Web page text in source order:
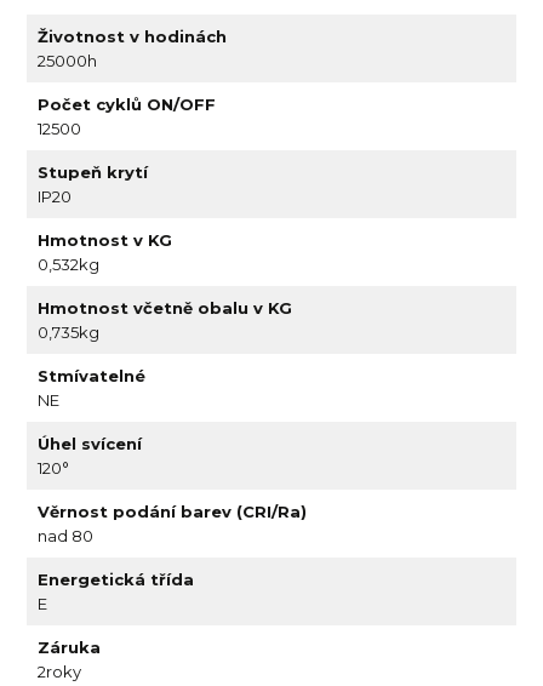
Životnost v hodinách
25000h
Počet cyklů ON/OFF
12500
Stupeň krytí
IP20
Hmotnost v KG
0,532kg
Hmotnost včetně obalu v KG
0,735kg
Stmívatelné
NE
Úhel svícení
120°
Věrnost podání barev (CRI/Ra)
nad 80
Energetická třída
E
Záruka
2roky